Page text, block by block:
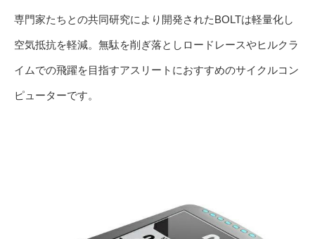
専門家たちとの共同研究により開発されたBOLTは軽量化し
空気抵抗を軽減。無駄を削ぎ落としロードレースやヒルクラ
イムでの飛躍を目指すアスリートにおすすめのサイクルコン
ピューターです。